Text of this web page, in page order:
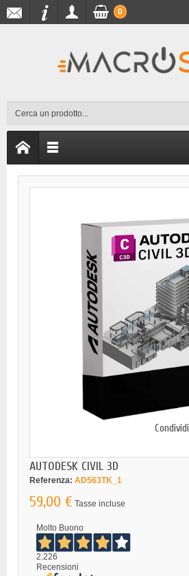
0
Condividi
AUTODESK CIVIL 3D
Referenza: AD563TK_1
59,00 € Tasse incluse
Molto Buono
2.226
Recensioni